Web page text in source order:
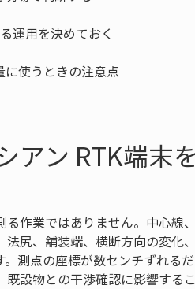
アン RTK端末
作業ではありません。中心線
尻、舗装端、横断方向の変化
測点の座標が数センチずれる
設物との干渉確認に影響するこ